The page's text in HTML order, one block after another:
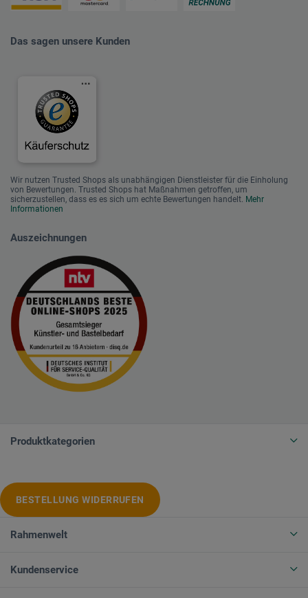
Das sagen unsere Kunden
Wir nutzen Trusted Shops als unabhängigen Dienstleister für die Einholung
von Bewertungen. Trusted Shops hat Maßnahmen getroffen, um
sicherzustellen, dass es es sich um echte Bewertungen handelt. Mehr
Informationen
Auszeichnungen
Produktkategorien
BESTELLUNG WIDERRUFEN
Rahmenwelt
Kundenservice